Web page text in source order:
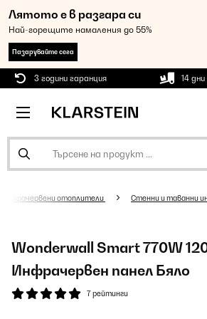
Лятото е в разгара си
Най-горещите намаления до 55%
Пазарувайте сега
3 години гаранция 14
Инфрачервени отоплители Стенни и таванни
Wonderwall Smart 770W
Инфрачервен панел Бяло
7 рейтинги